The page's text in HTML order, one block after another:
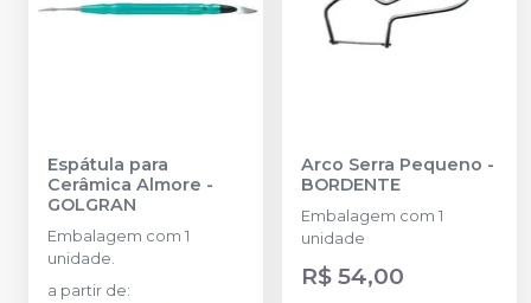
Espátula para
Cerâmica Almore -
GOLGRAN
Embalagem com 1
unidade.
a partir de:
Arco Serra Pequeno -
BORDENTE
Embalagem com 1
unidade
R$ 54,00